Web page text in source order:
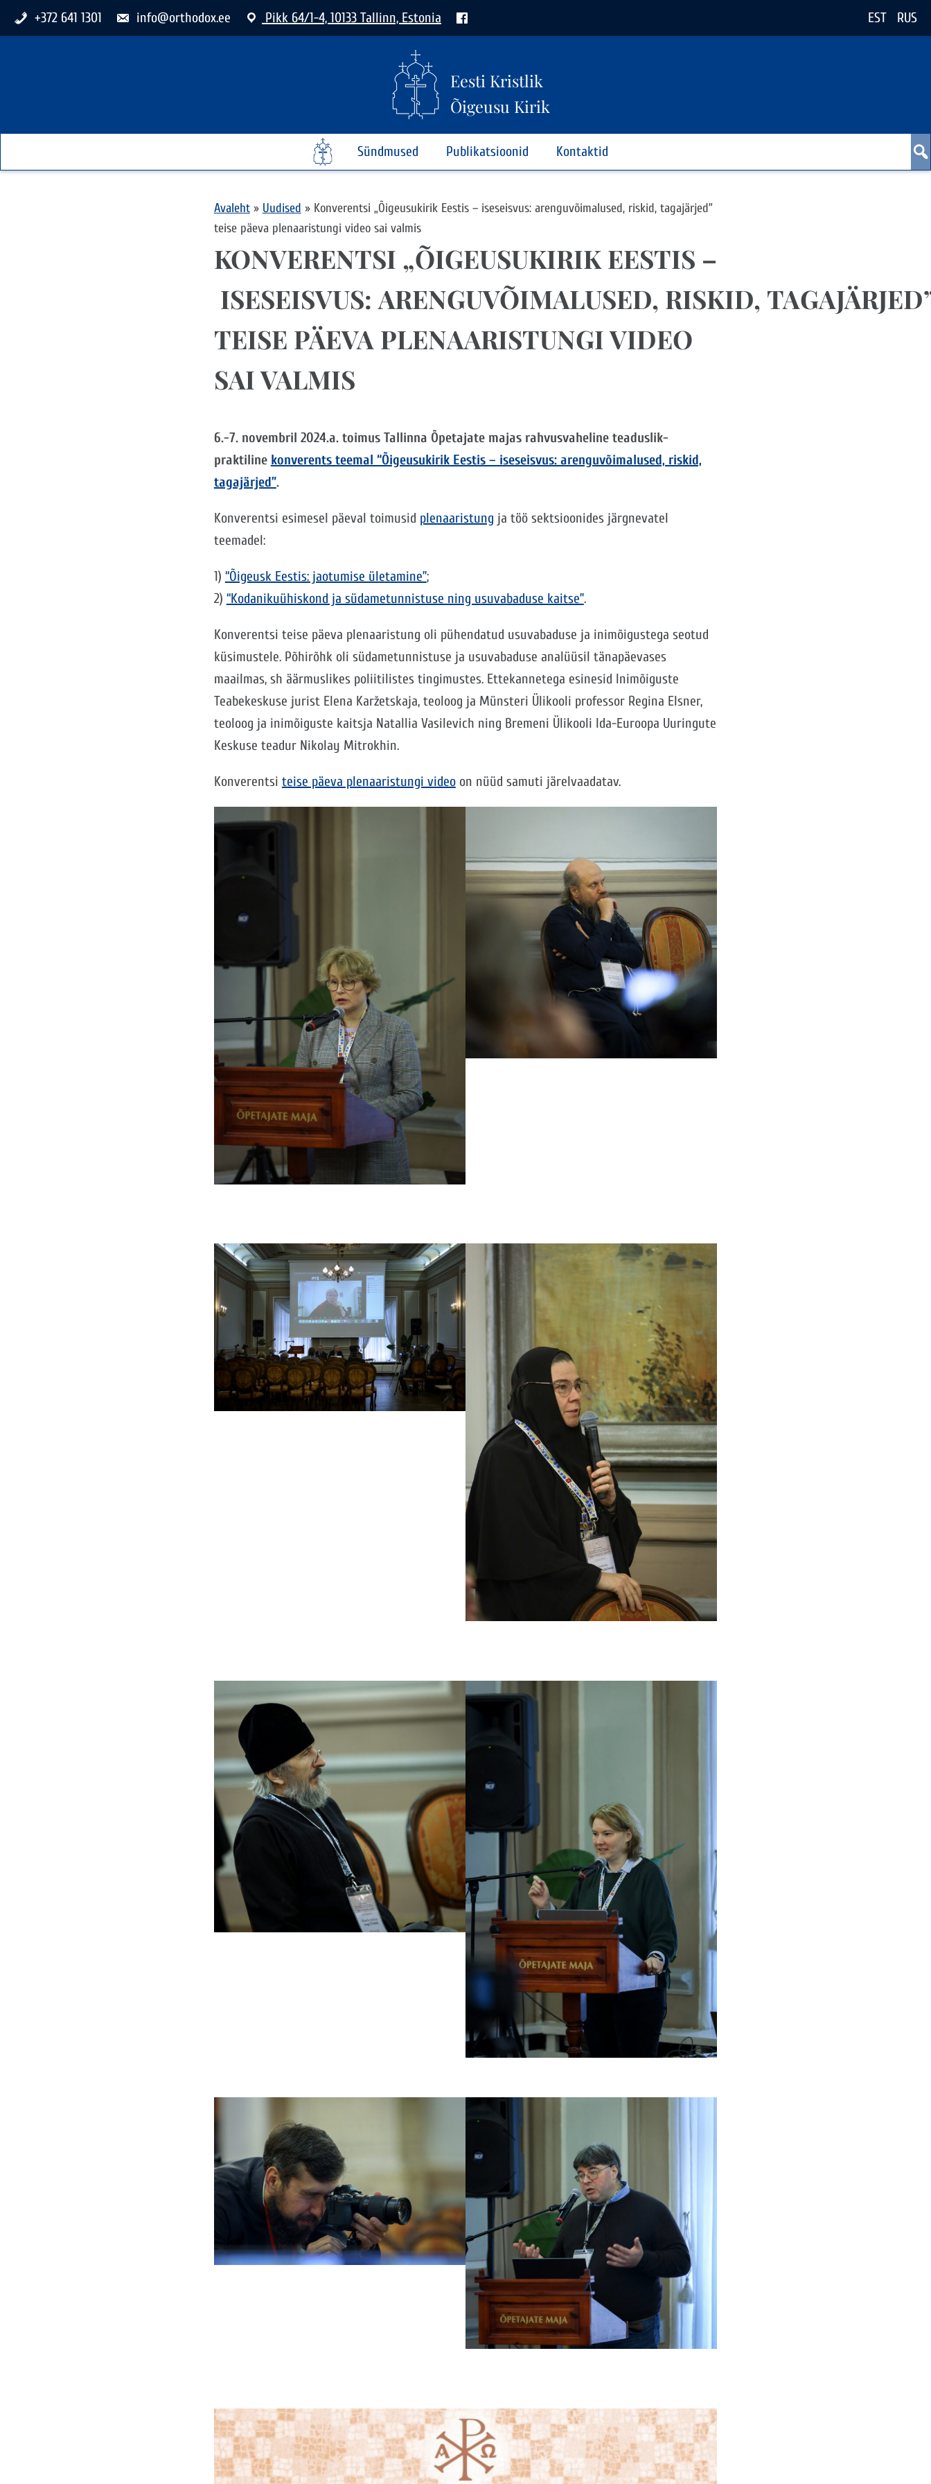
+372 641 1301 info@orthodox.ee Pikk 64/1-4, 10133 Tallinn, Estonia EST RUS
Eesti Kristlik
Õigeusu Kirik
Sündmused Publikatsioonid Kontaktid
Avaleht » Uudised » Konverentsi „Õigeusukirik Eestis – iseseisvus: arenguvõimalused, riskid, tagajärjed”
teise päeva plenaaristungi video sai valmis
KONVERENTSI „ÕIGEUSUKIRIK EESTIS –
ISESEISVUS: ARENGUVÕIMALUSED, RISKID,
TEISE PÄEVA PLENAARISTUNGI VIDEO
SAI VALMIS
6.-7. novembril 2024.a. toimus Tallinna Õpetajate majas rahvusvaheline teaduslik-
praktiline konverents teemal “Õigeusukirik Eestis – iseseisvus: arenguvõimalused, riskid,
tagajärjed”.
Konverentsi esimesel päeval toimusid plenaaristung ja töö sektsioonides järgnevatel
teemadel:
1) “Õigeusk Eestis: jaotumise ületamine”;
2) “Kodanikuühiskond ja südametunnistuse ning usuvabaduse kaitse”.
Konverentsi teise päeva plenaaristung oli pühendatud usuvabaduse ja inimõigustega seotud
küsimustele. Põhirõhk oli südametunnistuse ja usuvabaduse analüüsil tänapäevases
maailmas, sh äärmuslikes poliitilistes tingimustes. Ettekannetega esinesid Inimõiguste
Teabekeskuse jurist Elena Karžetskaja, teoloog ja Münsteri Ülikooli professor Regina Elsner,
teoloog ja inimõiguste kaitsja Natallia Vasilevich ning Bremeni Ülikooli Ida-Euroopa Uuringute
Keskuse teadur Nikolay Mitrokhin.
Konverentsi teise päeva plenaaristungi videoon nüüd samuti järelvaadatav.